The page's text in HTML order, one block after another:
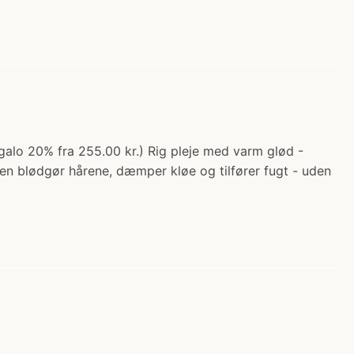
20% fra 255.00 kr.) Rig pleje med varm glød -
blødgør hårene, dæmper kløe og tilfører fugt - uden